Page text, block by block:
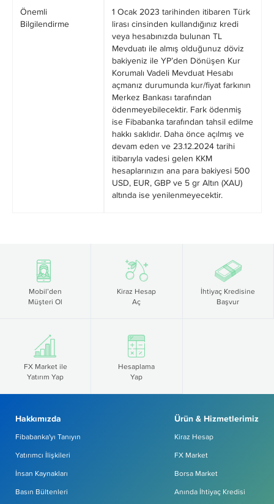
Önemli
Bilgilendirme
1 Ocak 2023 tarihinden itibaren Türk
lirası cinsinden kullandığınız kredi
veya hesabınızda bulunan TL
Mevduatı ile almış olduğunuz döviz
bakiyeniz ile YP’den Dönüşen Kur
Korumalı Vadeli Mevduat Hesabı
açmanız durumunda kur/fiyat farkının
Merkez Bankası tarafından
ödenmeyebilecektir. Fark ödenmiş
ise Fibabanka tarafından tahsil edilme
hakkı saklıdır. Daha önce açılmış ve
devam eden ve 23.12.2024 tarihi
itibarıyla vadesi gelen KKM
hesaplarınızın ana para bakiyesi 500
USD, EUR, GBP ve 5 gr Altın (XAU)
altında ise yenilenmeyecektir.
Mobil’den
Müşteri Ol
Kiraz Hesap
Aç
İhtiyaç Kredisine
Başvur
FX Market ile
Yatırım Yap
Hesaplama
Yap
Hakkımızda
Fibabanka'yı Tanıyın
Yatırımcı İlişkileri
İnsan Kaynakları
Basın Bültenleri
Ürün & Hizmetlerimiz
Kiraz Hesap
FX Market
Borsa Market
Anında İhtiyaç Kredisi